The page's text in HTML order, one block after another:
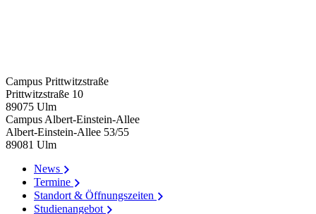
Campus Prittwitzstraße
Prittwitzstraße 10
89075 Ulm
Campus Albert-Einstein-Allee
Albert-Einstein-Allee 53/​55
89081 Ulm
News
Termine
Standort & Öffnungszeiten
Studienangebot